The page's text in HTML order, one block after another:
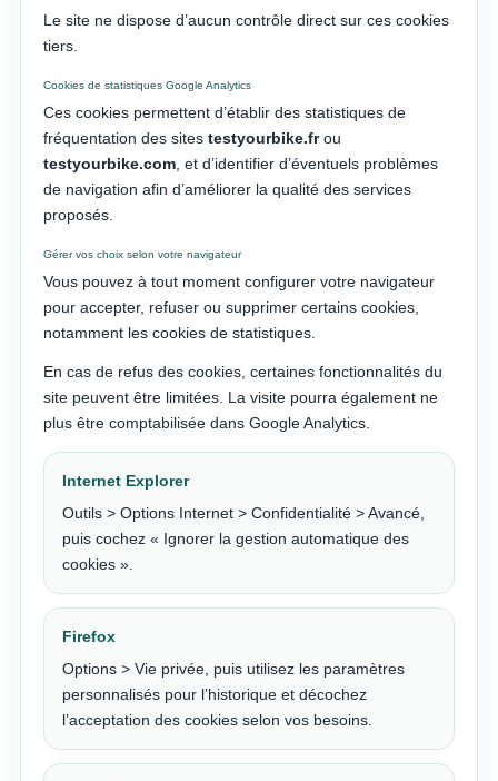
Le site ne dispose d’aucun contrôle direct sur ces cookies
tiers.
Cookies de statistiques Google Analytics
Ces cookies permettent d’établir des statistiques de
fréquentation des sites testyourbike.frou
testyourbike.com , et d’identifier d’éventuels problèmes
de navigation afin d’améliorer la qualité des services
proposés.
Gérer vos choix selon votre navigateur
Vous pouvez à tout moment configurer votre navigateur
pour accepter, refuser ou supprimer certains cookies,
notamment les cookies de statistiques.
En cas de refus des cookies, certaines fonctionnalités du
site peuvent être limitées. La visite pourra également ne
plus être comptabilisée dans Google Analytics.
Internet Explorer
Outils > Options Internet > Confidentialité > Avancé,
puis cochez « Ignorer la gestion automatique des
cookies ».
Firefox
Options > Vie privée, puis utilisez les paramètres
personnalisés pour l’historique et décochez
l’acceptation des cookies selon vos besoins.